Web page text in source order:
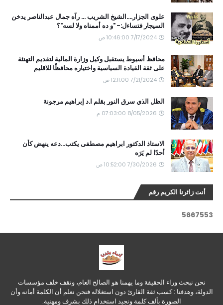
علوى الجزار....الشيخ الشريب ... رآه جمال عبدالناصر يدخن
السيجار فتساءل:- "و ده أممناه ولا لسه"؟
7/17/2024 10:46:00 ص
محافظ أسيوط يستقبل وكيل وزارة المالية لتقديم التهنئة
على ثقة القيادة السياسية واختياره محافظًا للاقليم
7/21/2024 12:11:00 ص
الظل الذي سرق النور بقلم ا.د إبراهيم مرجونة
8/05/2026 07:03:00 م
الاستاذ الدكتور ابراهيم مصطفى يكتب...دعه ينهض كأن
أحدًا لم يَرَه
7/30/2026 10:52:00 ص
أنت زائرنا الكريم رقم
5667553
نحن نبحث وراء الحقيقة وما يهمنا هو الصالح العام، ونقف خلف مؤسسات
الدولة، وهدفنا : كسب ثقة القارئ دون استغلاله فنحن نعلم أن الكلمة أمانه وأن
الصورة بألف كلمة ونجيد استخدام ذلك بشرف ومهنية.